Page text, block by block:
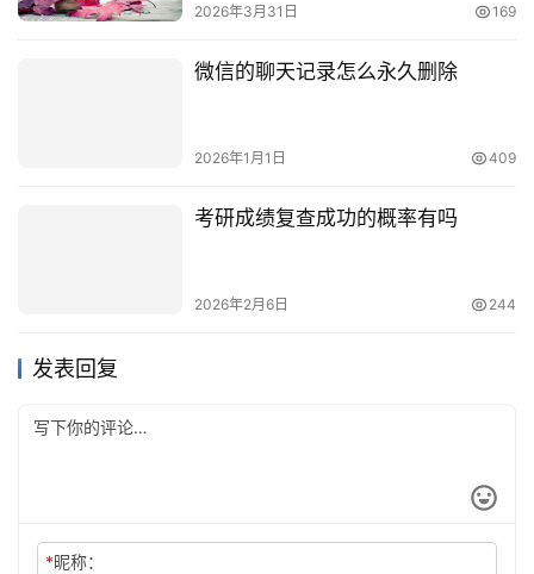
2026年3月31日 169
微信的聊天记录怎么永久删除
2026年1月1日 409
考研成绩复查成功的概率有吗
2026年2月6日 244
发表回复
*昵称：